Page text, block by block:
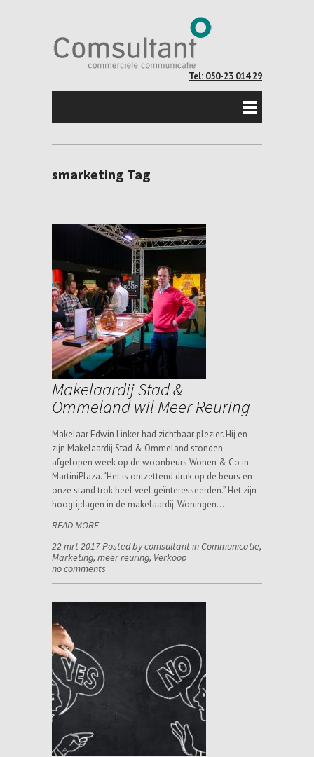
Tel: 050-23 014 29
smarketing Tag
Makelaardij Stad &
Ommeland wil Meer Reuring
Makelaar Edwin Linker had zichtbaar plezier. Hij en
zijn Makelaardij Stad & Ommeland stonden
afgelopen week op de woonbeurs Wonen & Co in
MartiniPlaza. “Het is ontzettend druk op de beurs en
onze stand trok heel veel geïnteresseerden.” Het zijn
hoogtijdagen in de makelaardij. Woningen…
READ MORE
22 mrt 2017 Posted by comsultant inCommunicatie,
Marketing, meer reuring, Verkoop
no comments